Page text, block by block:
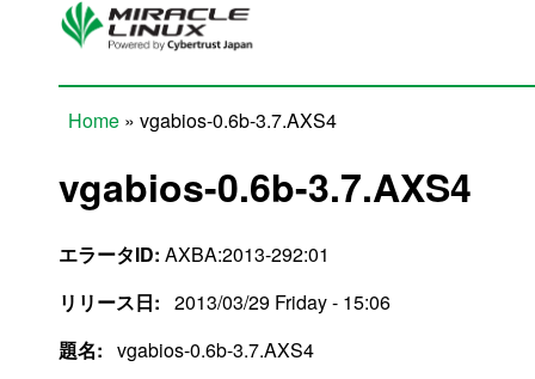
Skip to main content
Home » vgabios-0.6b-3.7.AXS4
vgabios-0.6b-3.7.AXS4
エラータID: AXBA:2013-292:01
リリース日: 2013/03/29 Friday - 15:06
題名: vgabios-0.6b-3.7.AXS4